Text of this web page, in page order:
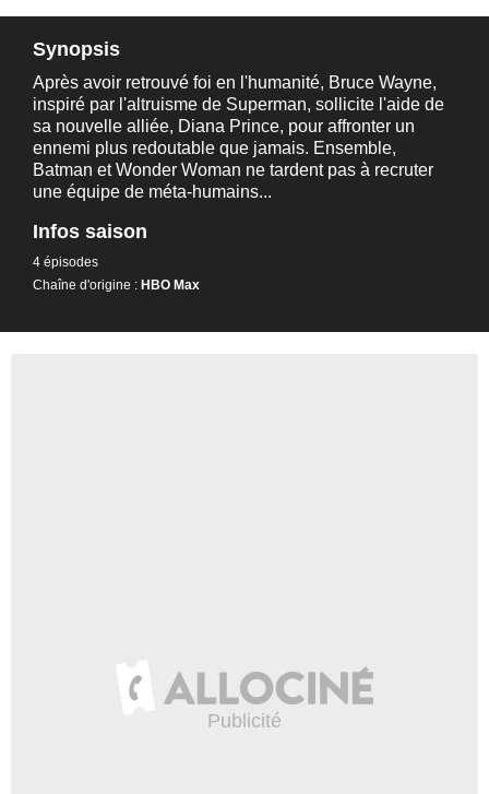
Synopsis
Après avoir retrouvé foi en l'humanité, Bruce Wayne,
inspiré par l'altruisme de Superman, sollicite l'aide de
sa nouvelle alliée, Diana Prince, pour affronter un
ennemi plus redoutable que jamais. Ensemble,
Batman et Wonder Woman ne tardent pas à recruter
une équipe de méta-humains...
Infos saison
4 épisodes
Chaîne d'origine : HBO Max